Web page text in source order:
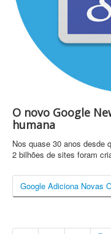
O novo Google
humana
Nos quase 30 anos desde
2 bilhões de sites foram
Google Adiciona Novas